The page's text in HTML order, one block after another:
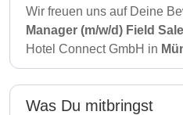
Wir freuen uns auf Deine
Manager (m/w/d) Field
Hotel Connect GmbH in
Was Du mitbringst